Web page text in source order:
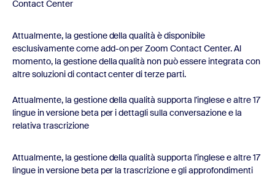
Contact Center
Attualmente, la gestione della qualità è disponibile
esclusivamente come add-on per Zoom Contact Center. Al
momento, la gestione della qualità non può essere integrata con
altre soluzioni di contact center di terze parti.
Attualmente, la gestione della qualità supporta l'inglese e altre 17
lingue in versione beta per i dettagli sulla conversazione e la
relativa trascrizione
Attualmente, la gestione della qualità supporta l'inglese e altre 17
lingue in versione beta per la trascrizione e gli approfondimenti